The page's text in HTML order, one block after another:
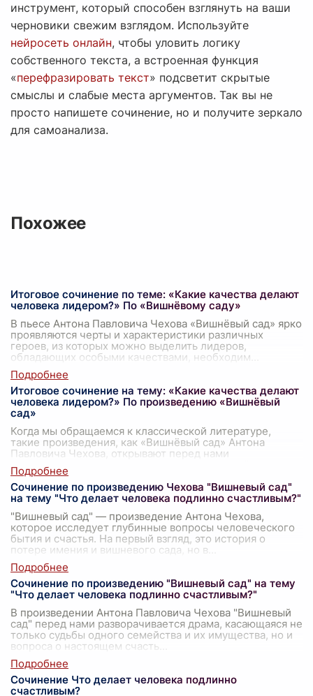
инструмент, который способен взглянуть на ваши
черновики свежим взглядом. Используйте
нейросеть онлайн, чтобы уловить логику
собственного текста, а встроенная функция
«перефразировать текст» подсветит скрытые
смыслы и слабые места аргументов. Так вы не
просто напишете сочинение, но и получите зеркало
для самоанализа.
Похожее
Итоговое сочинение по теме: «Какие качества делают
человека лидером?» По «Вишнёвому саду»
В пьесе Антона Павловича Чехова «Вишнёвый сад» ярко
проявляются черты и характеристики различных
героев, из которых можно выделить лидеров,
обладающих особыми качествами, необходим
Итоговое сочинение на тему: «Какие качества делают
человека лидером?» По произведению «Вишнёвый
сад»
Когда мы обращаемся к классической литературе,
такие произведения, как «Вишнёвый сад» Антона
Павловича Чехова, открывают перед нами
удивительные миры человеческих отношений и харак
Сочинение по произведению Чехова "Вишневый сад"
на тему "Что делает человека подлинно счастливым?"
"Вишневый сад" — произведение Антона Чехова,
которое исследует глубинные вопросы человеческого
бытия и счастья. На первый взгляд, это история о
потере имения и вишневого сада, но в
Сочинение по произведению "Вишневый сад" на тему
"Что делает человека подлинно счастливым?"
В произведении Антона Павловича Чехова "Вишневый
сад" перед нами разворачивается драма, касающаяся не
только судьбы одного семейства и их имущества, но и
вопроса о настоящем счасть
Сочинение Что делает человека подлинно
счастливым?